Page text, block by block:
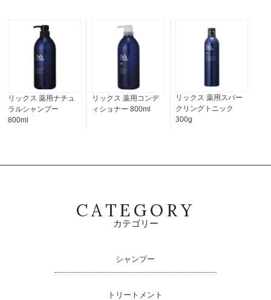
POINT 03
プラチナ配合
POINT 04
頭皮美容液発想
アミノ酸系洗浄成分でカラー後の髪をやさしく洗う
白金と銀が髪に自然なツヤを与える
ヒト幹細胞培養液・プラセンタ・酒粕エキス配合
リックス 薬用ナチュ
ラルシャンプー
800ml
リックス 薬用コンデ
ィショナー 800ml
リックス 薬用スパー
クリングトニック
300g
CATEGORY
カテゴリー
シャンプー
トリートメント